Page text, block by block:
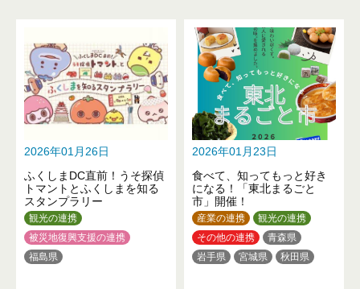
2026年01月26日
ふくしまDC直前！うそ探偵
トマントとふくしまを知る
スタンプラリー
観光の連携
被災地復興支援の連携
福島県
2026年01月23日
食べて、知ってもっと好き
になる！「東北まるごと
市」開催！
産業の連携
観光の連携
その他の連携
青森県
岩手県
宮城県
秋田県